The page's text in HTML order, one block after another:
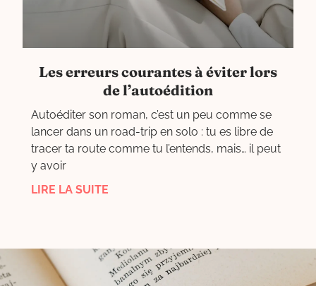
Les erreurs courantes à éviter lors
de l’autoédition
Autoéditer son roman, c’est un peu comme se
lancer dans un road-trip en solo : tu es libre de
tracer ta route comme tu l’entends, mais… il peut
y avoir
LIRE LA SUITE